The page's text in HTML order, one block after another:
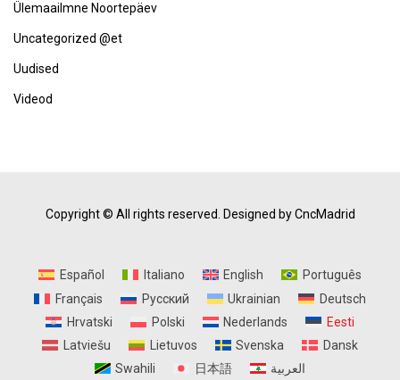
Ülemaailmne Noortepäev
Uncategorized @et
Uudised
Videod
Copyright © All rights reserved. Designed by CncMadrid
Español Italiano English
Português
Français
Русский Ukrainian
Deutsch
Hrvatski
Polski Nederlands
Eesti
Latviešu
Lietuvos Svenska
Dansk
Swahili
日本語 العربية